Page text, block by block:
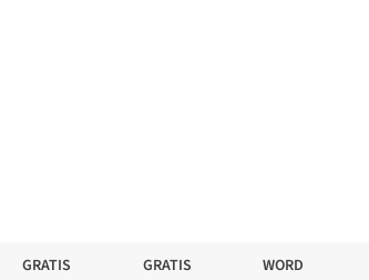
GRATIS
GRATIS
WORD